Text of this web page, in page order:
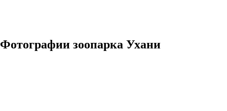
Фотографии зоопарка Ухани